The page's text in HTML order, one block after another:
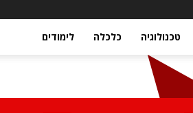
טכנולוגיה כלכלה לימודים